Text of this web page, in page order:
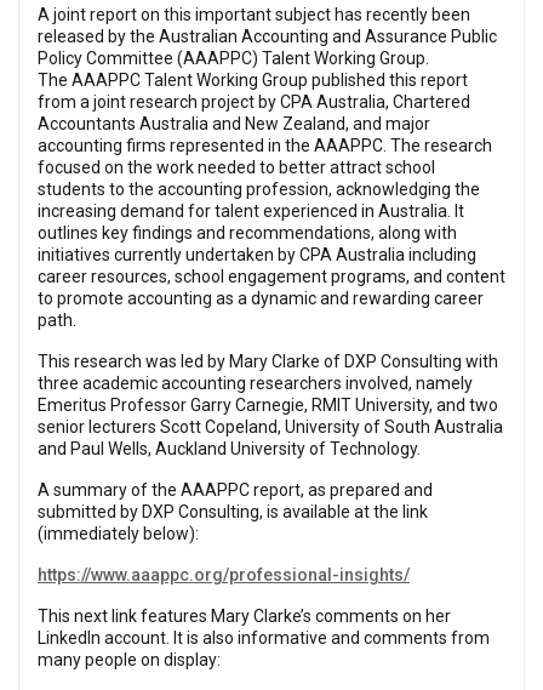
A joint report on this important subject has recently been
released by the Australian Accounting and Assurance Public
Policy Committee (AAAPPC) Talent Working Group.
The AAAPPC Talent Working Group published this report
from a joint research project by CPA Australia, Chartered
Accountants Australia and New Zealand, and major
accounting firms represented in the AAAPPC. The research
focused on the work needed to better attract school
students to the accounting profession, acknowledging the
increasing demand for talent experienced in Australia. It
outlines key findings and recommendations, along with
initiatives currently undertaken by CPA Australia including
career resources, school engagement programs, and content
to promote accounting as a dynamic and rewarding career
path.
This research was led by Mary Clarke of DXP Consulting with
three academic accounting researchers involved, namely
Emeritus Professor Garry Carnegie, RMIT University, and two
senior lecturers Scott Copeland, University of South Australia
and Paul Wells, Auckland University of Technology.
A summary of the AAAPPC report, as prepared and
submitted by DXP Consulting, is available at the link
(immediately below):
https://www.aaappc.org/professional-insights/
This next link features Mary Clarke’s comments on her
LinkedIn account. It is also informative and comments from
many people on display: